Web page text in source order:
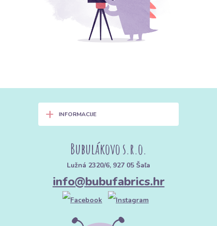
+ INFORMACIJE
Bubulákovo s.r.o.
Lužná 2320/6, 927 05 Šaľa
info@bubufabrics.hr